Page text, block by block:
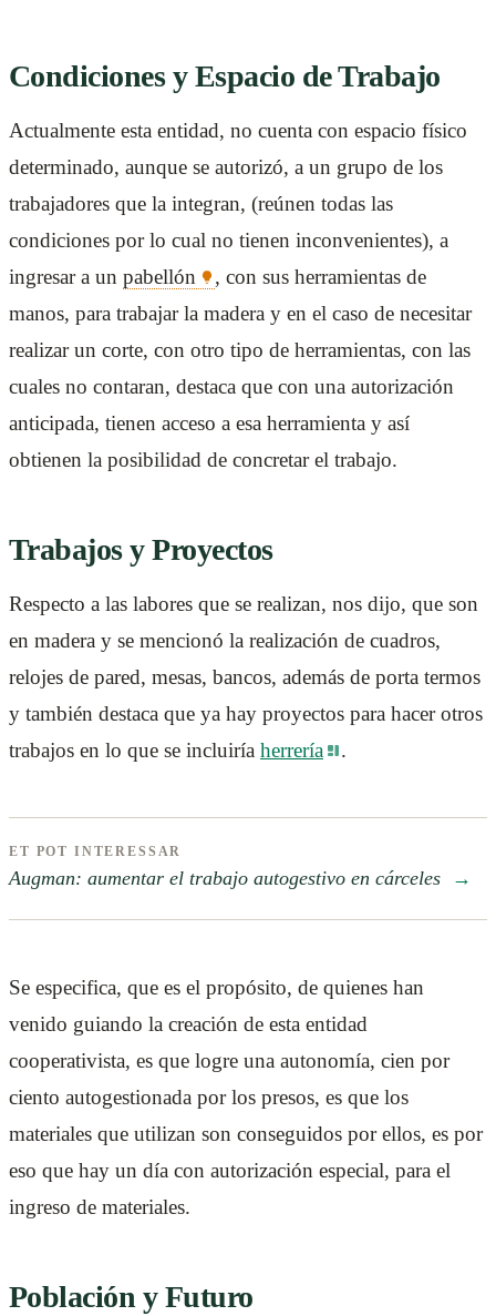
Condiciones y Espacio de Trabajo
Actualmente esta entidad, no cuenta con espacio físico
determinado, aunque se autorizó, a un grupo de los
trabajadores que la integran, (reúnen todas las
condiciones por lo cual no tienen inconvenientes), a
ingresar a un pabellón
, con sus herramientas de
manos, para trabajar la madera y en el caso de necesitar
realizar un corte, con otro tipo de herramientas, con las
cuales no contaran, destaca que con una autorización
anticipada, tienen acceso a esa herramienta y así
obtienen la posibilidad de concretar el trabajo.
Trabajos y Proyectos
Respecto a las labores que se realizan, nos dijo, que son
en madera y se mencionó la realización de cuadros,
relojes de pared, mesas, bancos, además de porta termos
y también destaca que ya hay proyectos para hacer otros
trabajos en lo que se incluiría herrería .
ET POT INTERESSAR
Augman: aumentar el trabajo autogestivo en cárceles →
Se especifica, que es el propósito, de quienes han
venido guiando la creación de esta entidad
cooperativista, es que logre una autonomía, cien por
ciento autogestionada por los presos, es que los
materiales que utilizan son conseguidos por ellos, es por
eso que hay un día con autorización especial, para el
ingreso de materiales.
Población y Futuro